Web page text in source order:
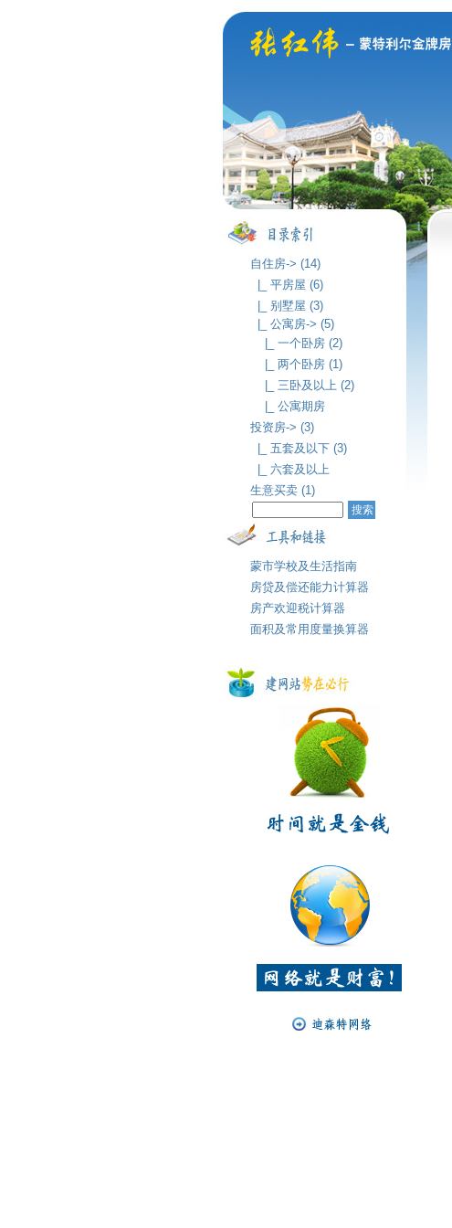
自住房-> (14)
|_ 平房屋 (6)
|_ 别墅屋 (3)
|_ 公寓房-> (5)
|_ 一个卧房 (2)
|_ 两个卧房 (1)
|_ 三卧及以上 (2)
|_ 公寓期房
投资房-> (3)
|_ 五套及以下 (3)
|_ 六套及以上
生意买卖 (1)
蒙市学校及生活指南
房贷及偿还能力计算器
房产欢迎税计算器
面积及常用度量换算器